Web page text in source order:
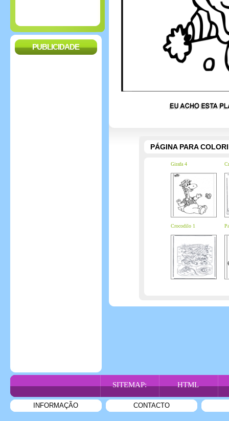
PUBLICIDADE
PÁGINA PARA
Girafa 4
Crocodilo 1
SITEMAP: HTML
INFORMAÇÃO CONTACTO